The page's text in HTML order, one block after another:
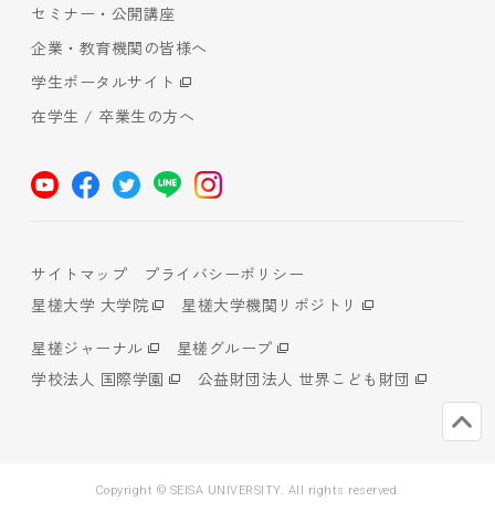
セミナー・公開講座
企業・教育機関の皆様へ
学生ポータルサイト
在学生 / 卒業生の方へ
サイトマップ
プライバシーポリシー
星槎大学 大学院
星槎大学機関リポジトリ
星槎ジャーナル
星槎グループ
学校法人 国際学園
公益財団法人 世界こども財団
Copyright © SEISA UNIVERSITY. All rights reserved.